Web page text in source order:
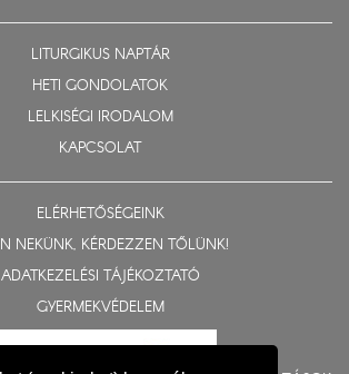
LITURGIKUS NAPTÁR
HETI GONDOLATOK
LELKISÉGI IRODALOM
KAPCSOLAT
ELÉRHETŐSÉGEINK
NEKÜNK, KÉRDEZZEN TŐLÜNK!
ADATKEZELÉSI TÁJÉKOZTATÓ
GYERMEKVÉDELEM